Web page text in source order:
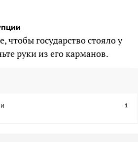
чтобы государство стояло у
руки из его карманов.
1